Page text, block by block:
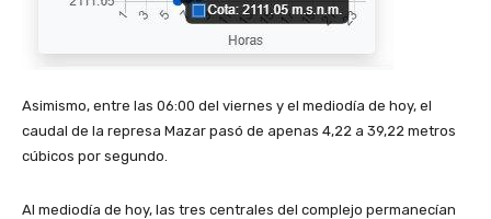
Asimismo, entre las 06:00 del viernes y el mediodía de hoy, el
caudal de la represa Mazar pasó de apenas 4,22 a 39,22 metros
cúbicos por segundo.
Al mediodía de hoy, las tres centrales del complejo permanecían